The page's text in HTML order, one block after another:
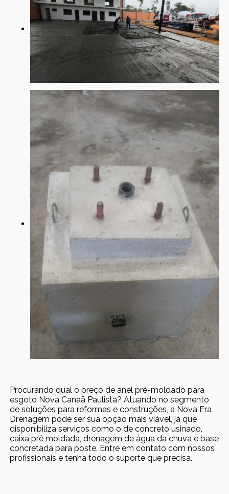
Procurando qual o preço de anel pré-moldado para
esgoto Nova Canaã Paulista? Atuando no segmento
de soluções para reformas e construções, a Nova Era
Drenagem pode ser sua opção mais viável, já que
disponibiliza serviços como o de concreto usinado,
caixa pré moldada, drenagem de água da chuva e base
concretada para poste. Entre em contato com nossos
profissionais e tenha todo o suporte que precisa.